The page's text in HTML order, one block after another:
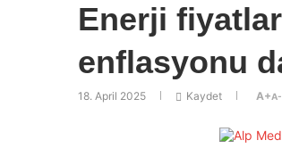
Enerji
enflasyonu
18. April 2025 Kaydet A+A-